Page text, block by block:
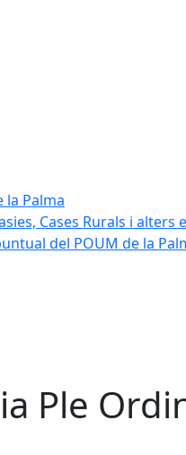
la Palma
Cases Rurals i
del POUM de la
Ple